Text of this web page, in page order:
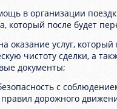
в организации
который после будет
оказание услуг, который
чистоту сделки, а
документы;
с
дорожного